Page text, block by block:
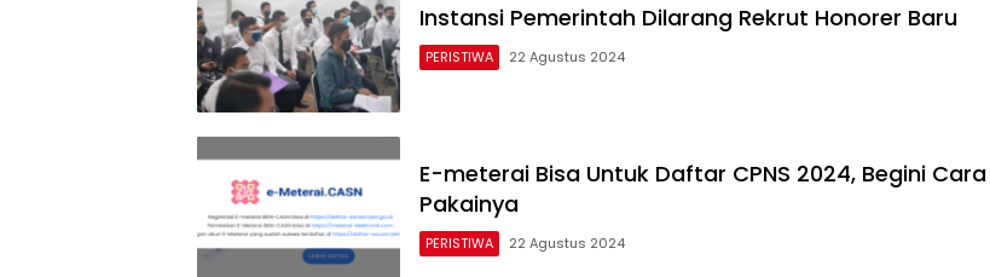
Instansi Pemerintah Dilarang Rekrut Honorer Baru
PERISTIWA 22 Agustus 2024
E-meterai Bisa Untuk Daftar CPNS 2024, Begini Cara
Pakainya
PERISTIWA 22 Agustus 2024